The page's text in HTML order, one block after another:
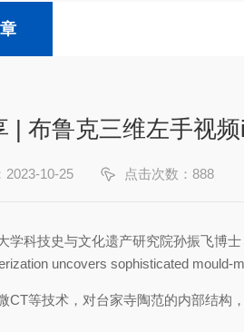
| 布鲁克三维左手视
2023-10-25 点击次数：888
学科技史与文化遗产研究院孙振飞博士
uncovers sophisticated mould-
等技术，对台家寺陶范的内部结构